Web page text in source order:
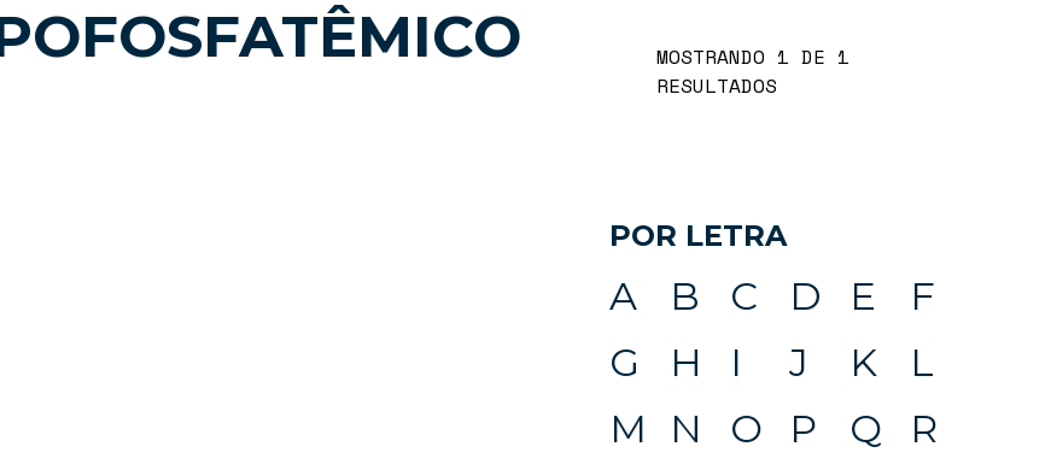
MOSTRANDO 1 DE 1
RESULTADOS
POR LETRA
A B C D E
F
G
H I J K
L
M
N O P Q
R